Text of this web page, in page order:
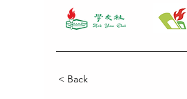
< Back